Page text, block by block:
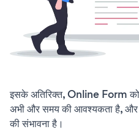
इसके अतिरिक्त, Online Form
अभी और समय की आवश्यकता है, और
की संभावना है।